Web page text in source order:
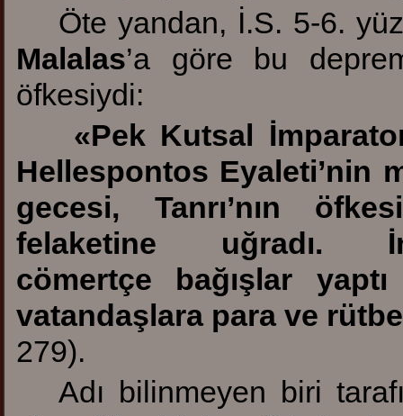
Öte yandan, İ.S. 5-6.
Malalas’a göre bu
öfkesiydi:
«Pek Kutsal
Hellespontos Eyaleti’nin
gecesi, Tanrı’nın
felaketine uğradı.
cömertçe bağışlar
vatandaşlara para ve rütbe
279).
Adı bilinmeyen biri